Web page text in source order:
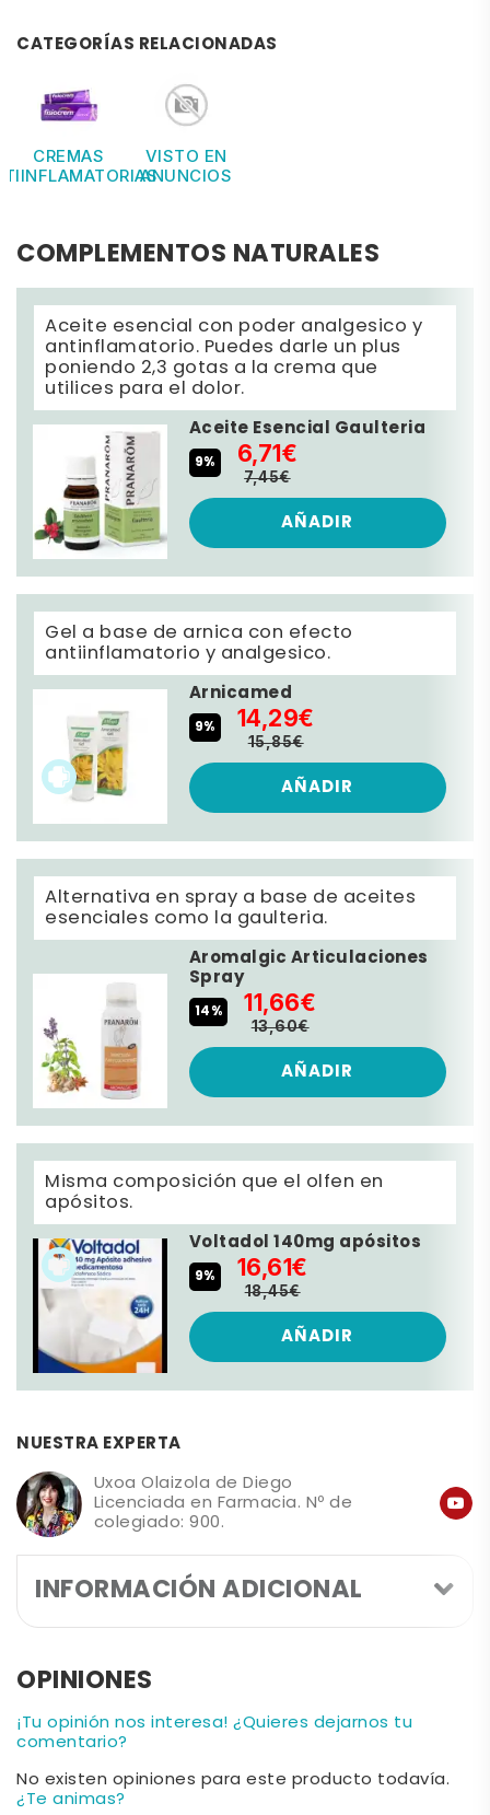
CATEGORÍAS RELACIONADAS
CREMAS
VISTO EN
ANUNCIOS
COMPLEMENTOS NATURALES
Aceite esencial con poder analgesico y
antinflamatorio. Puedes darle un plus
poniendo 2,3 gotas a la crema que
utilices para el dolor.
Aceite Esencial Gaulteria
9% 6,71€
7,45€
AÑADIR
Gel a base de arnica con efecto
antiinflamatorio y analgesico.
Arnicamed
9% 14,29€
15,85€
AÑADIR
Alternativa en spray a base de aceites
esenciales como la gaulteria.
Aromalgic Articulaciones
Spray
14% 11,66€
13,60€
AÑADIR
Misma composición que el olfen en
apósitos.
Voltadol 140mg apósitos
9% 16,61€
18,45€
AÑADIR
NUESTRA EXPERTA
Uxoa Olaizola de Diego
Licenciada en Farmacia. Nº de
colegiado: 900.
INFORMACIÓN ADICIONAL
OPINIONES
¡Tu opinión nos interesa! ¿Quieres dejarnos tu
comentario?
No existen opiniones para este producto todavía.
¿Te animas?